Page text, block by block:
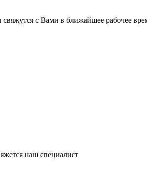
с Вами в ближайшее рабочее
наш специалист